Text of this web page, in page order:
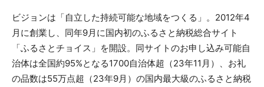
ビジョンは「自立した持続可能な地域をつくる」。2012年4
月に創業し、同年9月に国内初のふるさと納税総合サイト
「ふるさとチョイス」を開設。同サイトのお申し込み可能自
治体は全国約95%となる1700自治体超（23年11月）、お礼
の品数は55万点超（23年9月）の国内最大級のふるさと納税